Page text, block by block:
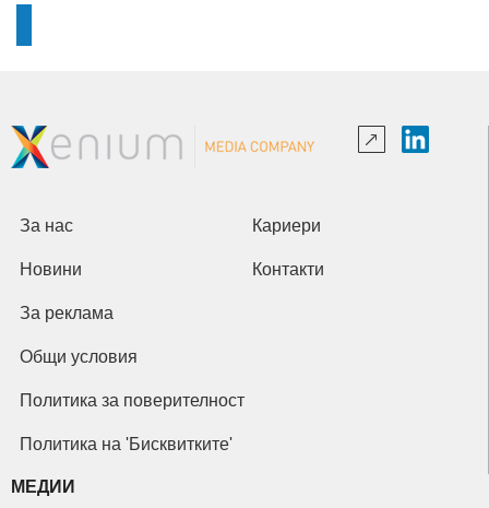
За нас Кариери
Новини Контакти
За реклама
Общи условия
Политика за поверителност
Политика на 'Бисквитките'
МЕДИИ